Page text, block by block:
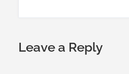
Leave a Reply